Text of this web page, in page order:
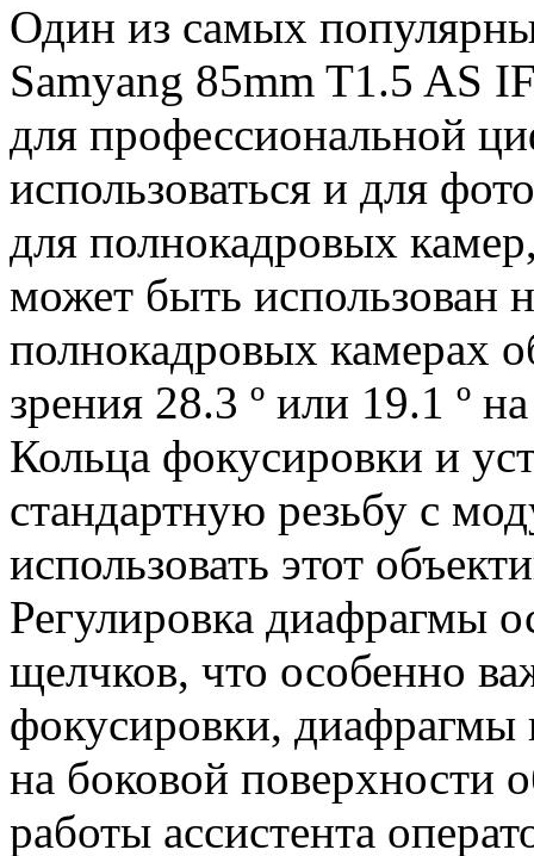
Один из самых
Samyang 85mm T1.5 AS
для профессиональной
использоваться и для
для полнокадровых
может быть использован
полнокадровых камерах
зрения 28.3 º или 19.1 º
Кольца фокусировки и
стандартную резьбу с
использовать этот
Регулировка диафрагмы
щелчков, что особенно
фокусировки, диафрагмы
на боковой поверхности
работы ассистента